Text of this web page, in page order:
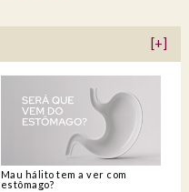
[+]
Mau hálito tem a ver com
estômago?